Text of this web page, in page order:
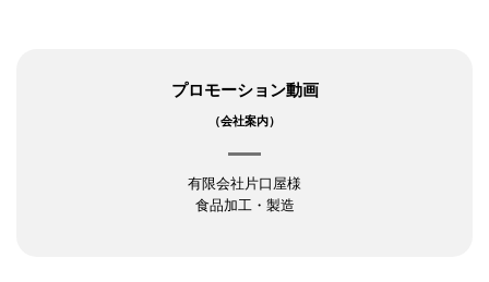
プロモーション動画
（会社案内）
有限会社片口屋様
食品加工・製造